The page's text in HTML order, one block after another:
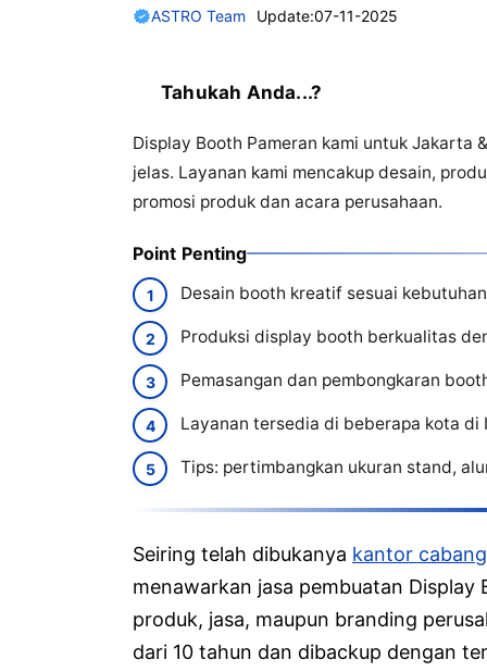
ASTRO Team Update:07-11-2025
Tahukah Anda...?
Display Booth Pameran kami untuk Jakarta
jelas. Layanan kami mencakup desain,
promosi produk dan acara perusahaan.
Point Penting
Desain booth kreatif sesuai
Produksi display booth berkualitas
Pemasangan dan pembongkaran
Layanan tersedia di beberapa kota di
Tips: pertimbangkan ukuran stand,
Seiring telah dibukanya kantor
menawarkan jasa pembuatan
produk, jasa, maupun branding
dari 10 tahun dan dibackup dengan